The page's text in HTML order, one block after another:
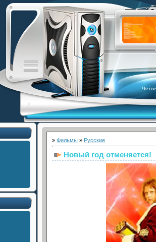
» Фильмы » Русские
Новый год отменяется!